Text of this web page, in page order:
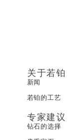
关于若铂
新闻
若铂的工艺
专家建议
钻石的选择